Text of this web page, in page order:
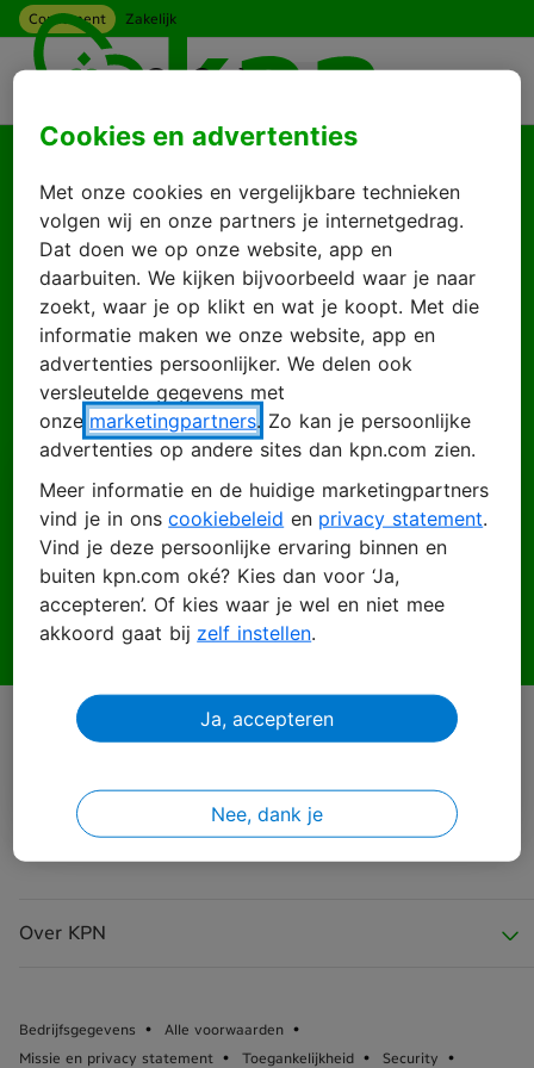
Ga naar hoofdinhoud
Consument Zakelijk
Goed je weer te zien
Log in met je KPN
ID
Inloggen
E-mailadres
Wachtwoord
Inloggen
Wachtwoord vergeten?
Over KPN
Bedrijfsgegevens
Alle voorwaarden
Missie en privacy statement
Toegankelijkheid Security
Cookies en advertenties
Met onze cookies en vergelijkbare technieken
volgen wij en onze partners je internetgedrag.
Dat doen we op onze website, app en
daarbuiten. We kijken bijvoorbeeld waar je naar
zoekt, waar je op klikt en wat je koopt. Met die
informatie maken we onze website, app en
advertenties persoonlijker. We delen ook
versleutelde gegevens met
onze marketingpartners. Zo kan je persoonlijke
advertenties op andere sites dan kpn.com zien.
Meer informatie en de huidige marketingpartners
vind je in ons cookiebeleid en privacy statement.
Vind je deze persoonlijke ervaring binnen en
buiten kpn.com oké? Kies dan voor ‘Ja,
accepteren’. Of kies waar je wel en niet mee
akkoord gaat bij zelf instellen.
Ja, accepteren
Nee, dank je